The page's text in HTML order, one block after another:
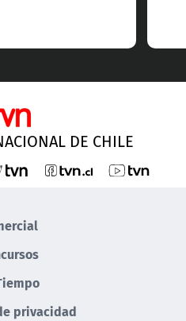
DE CHILE
privacidad